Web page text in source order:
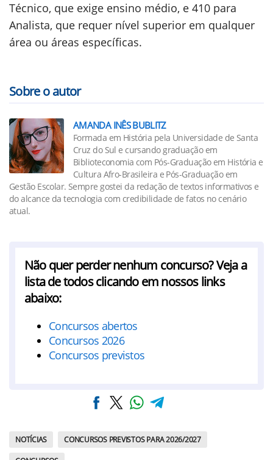
Técnico, que exige ensino médio, e 410 para
Analista, que requer nível superior em qualquer
área ou áreas específicas.
Sobre o autor
AMANDA INÊS BUBLITZ
Formada em História pela Universidade de Santa
Cruz do Sul e cursando graduação em
Biblioteconomia com Pós-Graduação em História e
Cultura Afro-Brasileira e Pós-Graduação em
Gestão Escolar. Sempre gostei da redação de textos informativos e
do alcance da tecnologia com credibilidade de fatos no cenário
atual.
Não quer perder nenhum concurso? Veja a
lista de todos clicando em nossos links
abaixo:
Concursos abertos
Concursos 2026
Concursos previstos
NOTÍCIAS CONCURSOS PREVISTOS PARA 2026/2027